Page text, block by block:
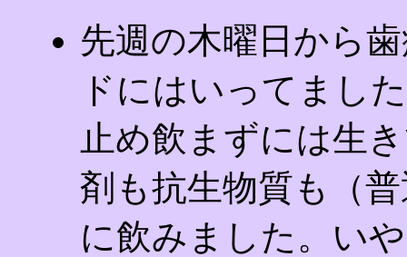
先週の木曜日から
ドにはいってまし
止め飲まずには生
剤も抗生物質も（
に飲みました。い